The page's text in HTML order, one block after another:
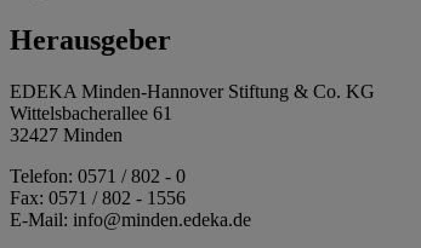
Herausgeber
EDEKA Minden-Hannover Stiftung & Co. KG
Wittelsbacherallee 61
32427 Minden
Telefon: 0571 / 802 - 0
Fax: 0571 / 802 - 1556
E-Mail: info@minden.edeka.de